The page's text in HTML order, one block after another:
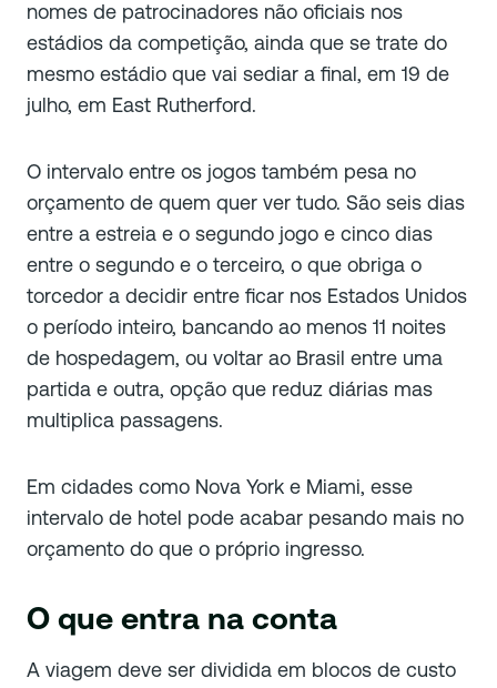
nomes de patrocinadores não oficiais nos
estádios da competição, ainda que se trate do
mesmo estádio que vai sediar a final, em 19 de
julho, em East Rutherford.
O intervalo entre os jogos também pesa no
orçamento de quem quer ver tudo. São seis dias
entre a estreia e o segundo jogo e cinco dias
entre o segundo e o terceiro, o que obriga o
torcedor a decidir entre ficar nos Estados Unidos
o período inteiro, bancando ao menos 11 noites
de hospedagem, ou voltar ao Brasil entre uma
partida e outra, opção que reduz diárias mas
multiplica passagens.
Em cidades como Nova York e Miami, esse
intervalo de hotel pode acabar pesando mais no
orçamento do que o próprio ingresso.
O que entra na conta
A viagem deve ser dividida em blocos de custo